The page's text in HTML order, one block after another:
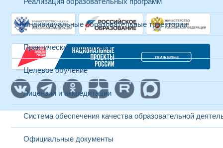
Индивидуальные образовательные траектории
Практическая подготовка
Целевое обучение
Лицензии и аккредитации
Система обеспечения качества образовательной
Официальные документы